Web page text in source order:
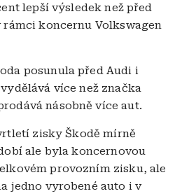
lepší výsledek než před
rámci koncernu Volkswagen
posunula před Audi i
více než značka
násobně více aut.
zisky Škodě mírně
ale byla koncernovou
provozním zisku, ale
jedno vyrobené auto i v